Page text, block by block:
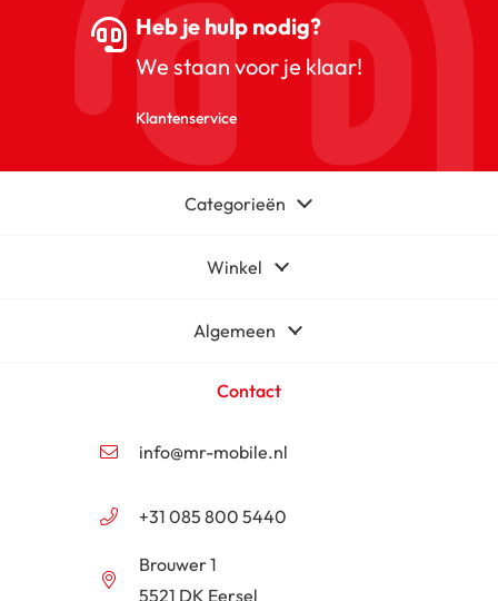
Heb je hulp nodig?
We staan voor je klaar!
Klantenservice
Categorieën
Winkel
Algemeen
Contact
info@mr-mobile.nl
+31 085 800 5440
Brouwer 1
5521 DK Eersel